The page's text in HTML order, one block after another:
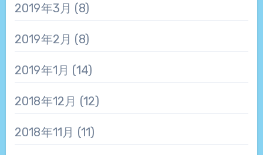
2019年3月 (8)
2019年2月 (8)
2019年1月 (14)
2018年12月 (12)
2018年11月 (11)